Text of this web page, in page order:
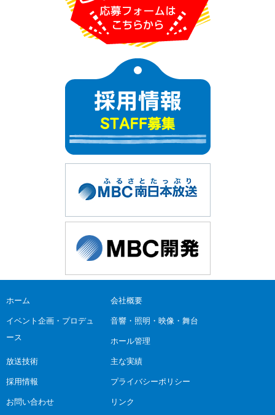
ホーム 会社概要
イベント企画・プロデュ
ース
音響・照明・映像・舞台
ホール管理
放送技術 主な実績
採用情報 プライバシーポリシー
お問い合わせ リンク